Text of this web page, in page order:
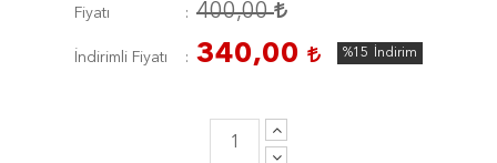
Fiyatı 400,00
İndirimli Fiyatı 340,00 %15 İndirim